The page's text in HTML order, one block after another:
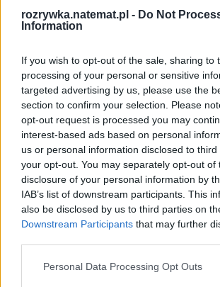
rozrywka.natemat.pl - Do Not
Information
If you wish to opt-out of the sale, sharing to
processing of your personal or sensitive
targeted advertising by us, please use the
section to confirm your selection. Please
opt-out request is processed you may
interest-based ads based on personal
us or personal information disclosed to
your opt-out. You may separately opt-out of
disclosure of your personal information by
IAB’s list of downstream participants. This
also be disclosed by us to third parties on
Downstream Participants that may further
Personal Data Processing Opt Outs
Showbiznes
Joanna Stawczyk
Obserwuj
Redaktorka, reporterka,
show-biznes. Tematy tabu? Nie ma
ludzie, którzy się boją. Szczera
otworzyć furtkę do najbardziej
Pokaż więcej